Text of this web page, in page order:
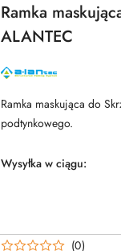
Ramka
ALANTEC
NAZWA
PRODUCENTA:
Ramka maskująca do
podtynkowego.
Wysyłka w ciągu:
(0)